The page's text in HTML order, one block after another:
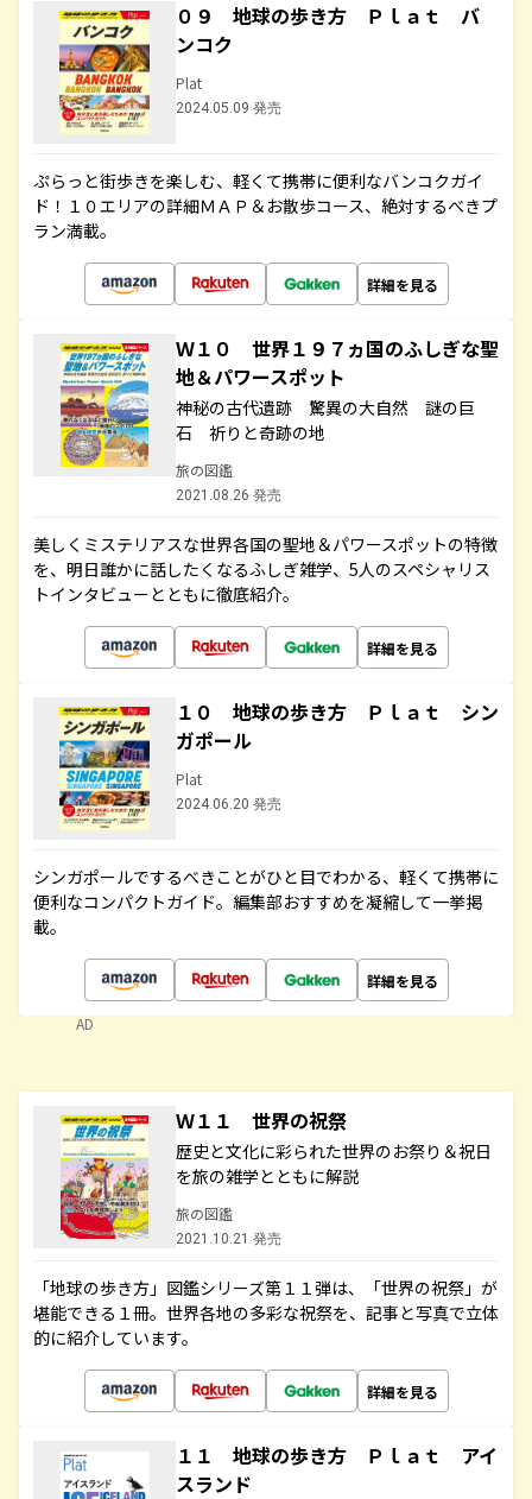
０９ 地球の歩き方 Ｐｌａｔ バ
ンコク
Plat
2024.05.09 発売
ぷらっと街歩きを楽しむ、軽くて携帯に便利なバンコクガイ
ド！１０エリアの詳細ＭＡＰ＆お散歩コース、絶対するべきプ
ラン満載。
詳細を見る
Ｗ１０ 世界１９７ヵ国のふしぎな聖
地＆パワースポット
神秘の古代遺跡 驚異の大自然 謎の巨
石 祈りと奇跡の地
旅の図鑑
2021.08.26 発売
美しくミステリアスな世界各国の聖地＆パワースポットの特徴
を、明日誰かに話したくなるふしぎ雑学、5人のスペシャリス
トインタビューとともに徹底紹介。
詳細を見る
１０ 地球の歩き方 Ｐｌａｔ シン
ガポール
Plat
2024.06.20 発売
シンガポールでするべきことがひと目でわかる、軽くて携帯に
便利なコンパクトガイド。編集部おすすめを凝縮して一挙掲
載。
詳細を見る
AD
Ｗ１１ 世界の祝祭
歴史と文化に彩られた世界のお祭り＆祝日
を旅の雑学とともに解説
旅の図鑑
2021.10.21 発売
「地球の歩き方」図鑑シリーズ第１１弾は、「世界の祝祭」が
堪能できる１冊。世界各地の多彩な祝祭を、記事と写真で立体
的に紹介しています。
詳細を見る
１１ 地球の歩き方 Ｐｌａｔ アイ
スランド